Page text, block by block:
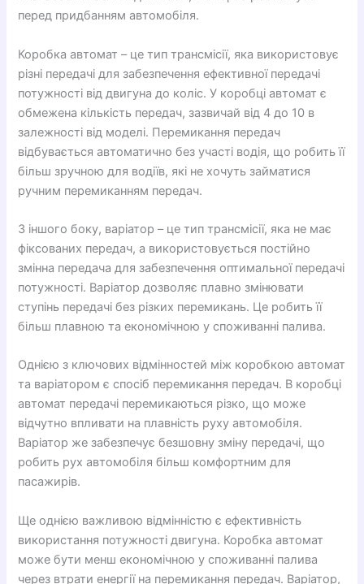
перед придбанням автомобіля.
Коробка автомат – це тип трансмісії, яка використовує
різні передачі для забезпечення ефективної передачі
потужності від двигуна до коліс. У коробці автомат є
обмежена кількість передач, зазвичай від 4 до 10 в
залежності від моделі. Перемикання передач
відбувається автоматично без участі водія, що робить її
більш зручною для водіїв, які не хочуть займатися
ручним перемиканням передач.
З іншого боку, варіатор – це тип трансмісії, яка не має
фіксованих передач, а використовується постійно
змінна передача для забезпечення оптимальної передачі
потужності. Варіатор дозволяє плавно змінювати
ступінь передачі без різких перемикань. Це робить її
більш плавною та економічною у споживанні палива.
Однією з ключових відмінностей між коробкою автомат
та варіатором є спосіб перемикання передач. В коробці
автомат передачі перемикаються різко, що може
відчутно впливати на плавність руху автомобіля.
Варіатор же забезпечує безшовну зміну передачі, що
робить рух автомобіля більш комфортним для
пасажирів.
Ще однією важливою відмінністю є ефективність
використання потужності двигуна. Коробка автомат
може бути менш економічною у споживанні палива
через втрати енергії на перемикання передач. Варіатор,